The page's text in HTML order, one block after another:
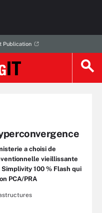
Publication
a choisi de
vieillissante
100 % Flash qui
PCA/PRA